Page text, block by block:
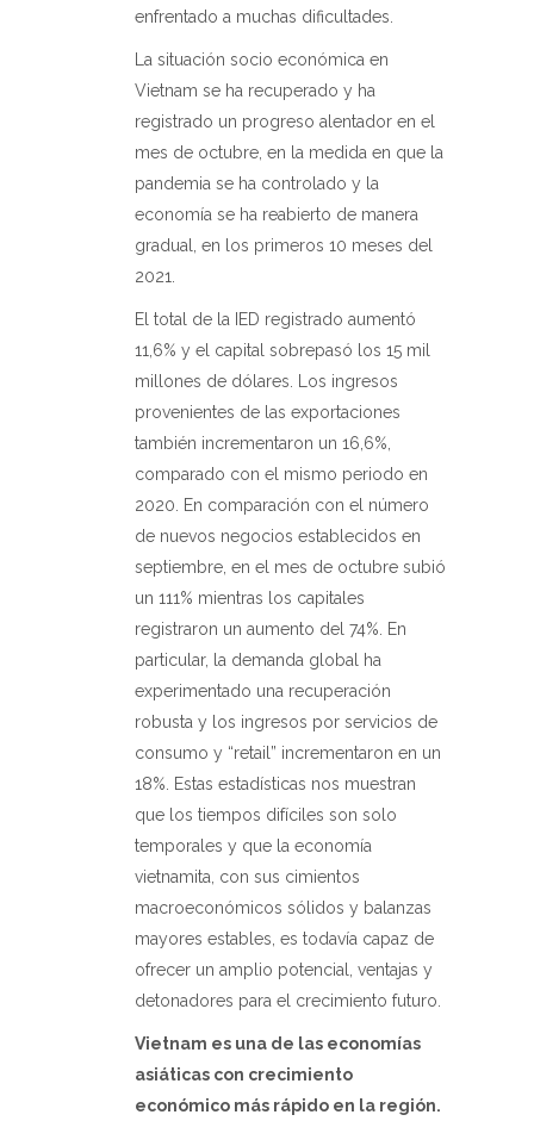
enfrentado a muchas dificultades.
La situación socio económica en
Vietnam se ha recuperado y ha
registrado un progreso alentador en el
mes de octubre, en la medida en que la
pandemia se ha controlado y la
economía se ha reabierto de manera
gradual, en los primeros 10 meses del
2021.
El total de la IED registrado aumentó
11,6% y el capital sobrepasó los 15 mil
millones de dólares. Los ingresos
provenientes de las exportaciones
también incrementaron un 16,6%,
comparado con el mismo periodo en
2020. En comparación con el número
de nuevos negocios establecidos en
septiembre, en el mes de octubre subió
un 111% mientras los capitales
registraron un aumento del 74%. En
particular, la demanda global ha
experimentado una recuperación
robusta y los ingresos por servicios de
consumo y “retail” incrementaron en un
18%. Estas estadísticas nos muestran
que los tiempos difíciles son solo
temporales y que la economía
vietnamita, con sus cimientos
macroeconómicos sólidos y balanzas
mayores estables, es todavía capaz de
ofrecer un amplio potencial, ventajas y
detonadores para el crecimiento futuro.
Vietnam es una de las economías
asiáticas con crecimiento
económico más rápido en la región.